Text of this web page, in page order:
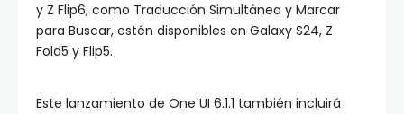
y Z Flip6, como Traducción Simultánea y Marcar
para Buscar, estén disponibles en Galaxy S24, Z
Fold5 y Flip5.
Este lanzamiento de One UI 6.1.1 también incluirá